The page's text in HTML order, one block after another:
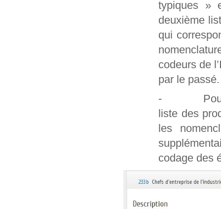
typiques »
deuxième
qui
codeurs de
par le passé.
- Pour les
liste des
les
codage des